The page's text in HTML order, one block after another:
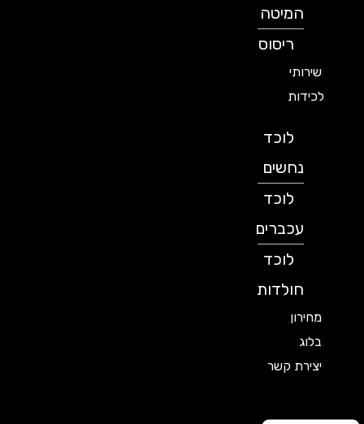
המיטה
ריסוס
שירותי
לכידות
לוכד
נחשים
לוכד
עכברים
לוכד
חולדות
מחירון
בלוג
יצירת קשר